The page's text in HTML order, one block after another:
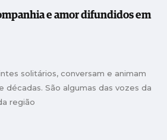
e amor difundidos em
solitários, conversam e animam
décadas. São algumas das vozes da
região